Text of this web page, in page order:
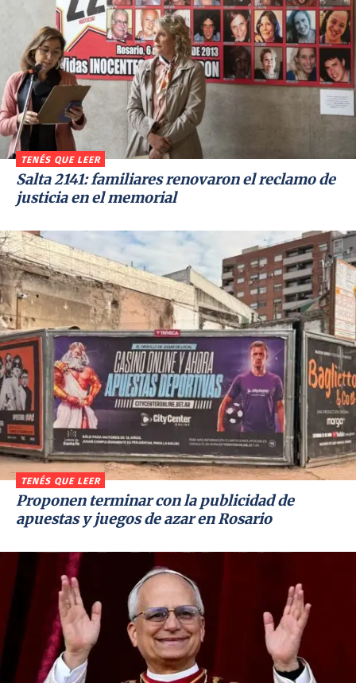
TENÉS QUE LEER
Salta 2141: familiares renovaron el reclamo de
justicia en el memorial
TENÉS QUE LEER
Proponen terminar con la publicidad de
apuestas y juegos de azar en Rosario